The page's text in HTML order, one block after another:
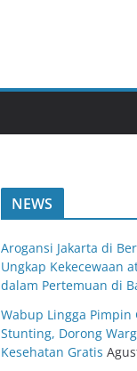
NEWS
Arogansi Jakarta di
Ungkap Kekecewaan
dalam Pertemuan di
Wabup Lingga Pimpin
Stunting, Dorong
Kesehatan Gratis